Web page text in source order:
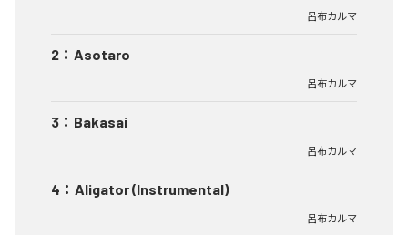
呂布カルマ
2 ： Asotaro
呂布カルマ
3 ： Bakasai
呂布カルマ
4 ： Aligator (Instrumental)
呂布カルマ